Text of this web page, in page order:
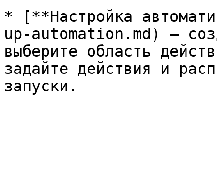
* [**Настройка
up-automation.md) —
выберите область
задайте действия и